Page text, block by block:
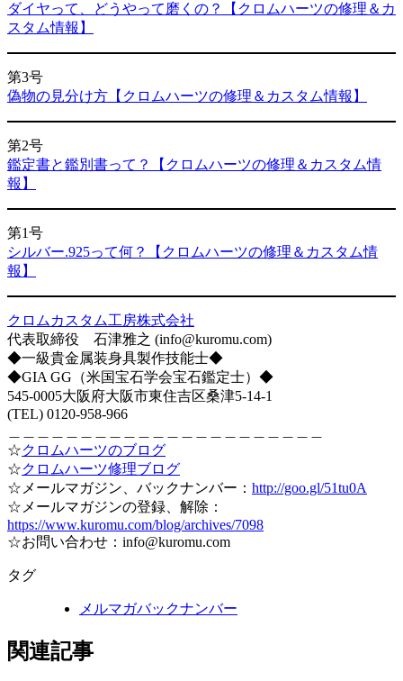
ダイヤって、どうやって磨くの？【クロムハーツの修理＆カ
スタム情報】
第3号
偽物の見分け方【クロムハーツの修理＆カスタム情報】
第2号
鑑定書と鑑別書って？【クロムハーツの修理＆カスタム情
報】
第1号
シルバー.925って何？【クロムハーツの修理＆カスタム情
報】
クロムカスタム工房株式会社
代表取締役 石津雅之 (info@kuromu.com)
◆一級貴金属装身具製作技能士◆
◆GIA GG（米国宝石学会宝石鑑定士）◆
545-0005大阪府大阪市東住吉区桑津5-14-1
(TEL) 0120-958-966
☆クロムハーツのブログ
☆クロムハーツ修理ブログ
☆メールマガジン、バックナンバー： http://goo.gl/51tu0A
☆メールマガジンの登録、解除：
https://www.kuromu.com/blog/archives/7098
☆お問い合わせ：info@kuromu.com
タグ
メルマガバックナンバー
関連記事